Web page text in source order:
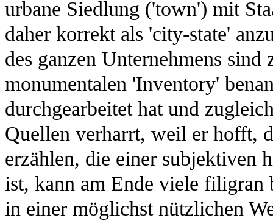
urbane Siedlung ('town') mit
daher korrekt als 'city-state'
des ganzen Unternehmens sind
monumentalen 'Inventory'
durchgearbeitet hat und
Quellen verharrt, weil er hofft,
erzählen, die einer subjektiven
ist, kann am Ende viele filigran
in einer möglichst nützlichen